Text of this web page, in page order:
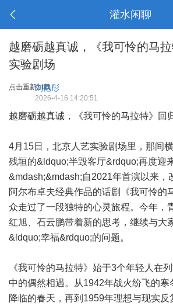
灌水闲聊
越磨砺越真诚，《我可怜的马
实验剧场
点击重新加载
刘艳彤
2026-4-16 14:20:51
越磨砺越真诚，《我可怜的马拉特》回
4月15日，北京人艺实验剧场里，那间
残垣的&ldquo;半毁客厅&rdquo;再度迎
&mdash;&mdash;自2021年首演以来，
阿尔布卓夫经典作品的话剧《我可怜的
众走过了一段独特的心灵旅程。今年，
红旭、石云鹏带着新的思考，继续与大
&ldquo;幸福&rdquo;的问题。
《我可怜的马拉特》始于3个年轻人在
中的偶然相遇。从1942年战火纷飞的
降临的春天，再到1959年理想与现实反